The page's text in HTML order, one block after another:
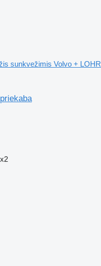
sunkvežimis Volvo + LOHR